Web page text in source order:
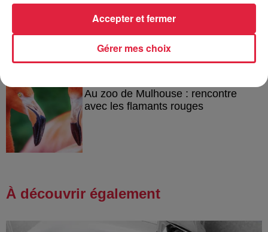
6 août 2026
Tags antisémites à Strasbourg :
Catherine Trautmann réagit
Au zoo de Mulhouse : rencontre
avec les flamants rouges
À découvrir également
Gérer mes choix
Accepter et fermer